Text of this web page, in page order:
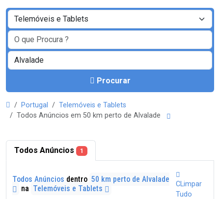
Procurar
Portugal
Telemóveis e Tablets
Todos Anúncios em 50 km perto de Alvalade
Todos Anúncios 1
Todos Anúncios dentro 50 km perto de Alvalade
na Telemóveis e Tablets
CLimpar
Tudo